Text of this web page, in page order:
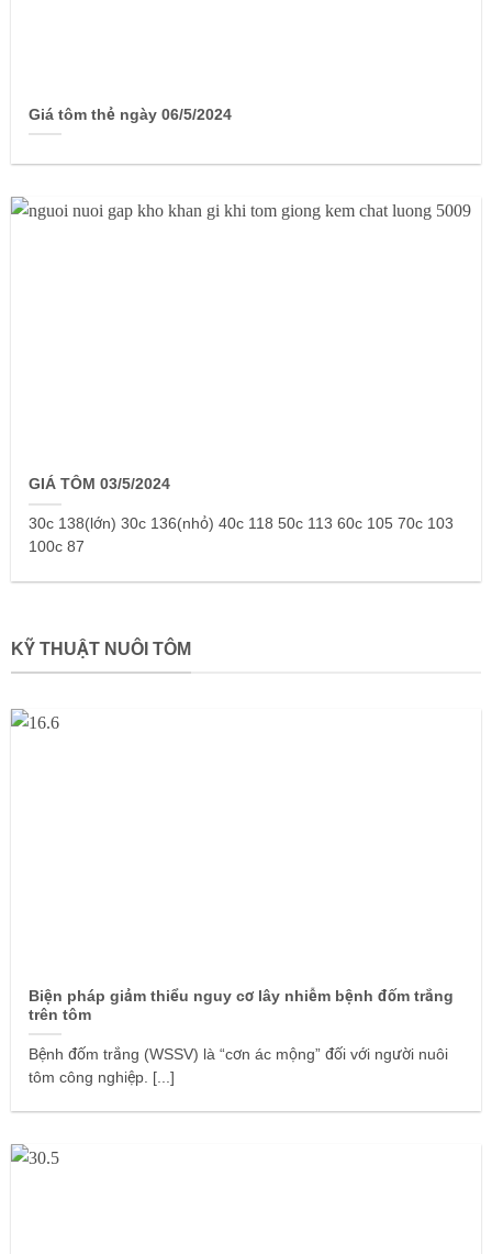
Giá tôm thẻ ngày 06/5/2024
GIÁ TÔM 03/5/2024
30c 138(lớn) 30c 136(nhỏ) 40c 118 50c 113 60c 105 70c 103
100c 87
KỸ THUẬT NUÔI TÔM
Biện pháp giảm thiểu nguy cơ lây nhiễm bệnh đốm trắng
trên tôm
Bệnh đốm trắng (WSSV) là “cơn ác mộng” đối với người nuôi
tôm công nghiệp. [...]